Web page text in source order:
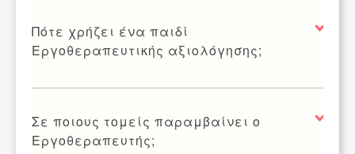
Πότε χρήζει ένα παιδί
Εργοθεραπευτικής αξιολόγησης;
Σε ποιους τομείς παραμβαίνει ο
Εργοθεραπευτής;